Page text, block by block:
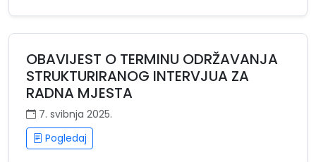
OBAVIJEST O TERMINU ODRŽAVANJA
STRUKTURIRANOG INTERVJUA ZA
RADNA MJESTA
7. svibnja 2025.
Pogledaj